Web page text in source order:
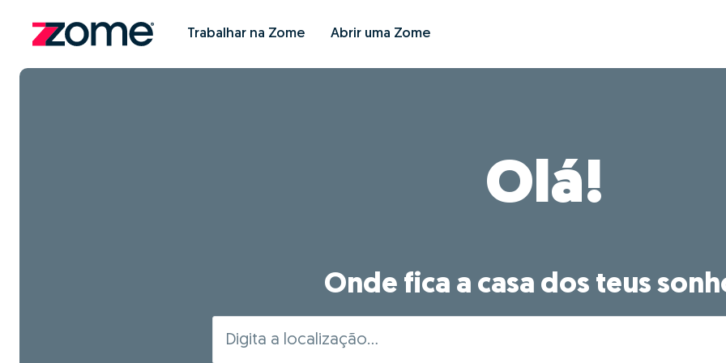
Trabalhar na Zome Abrir uma Zome
Olá!
Onde fica a casa dos teus